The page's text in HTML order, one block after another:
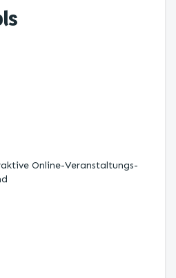
Online-Veranstaltungs-